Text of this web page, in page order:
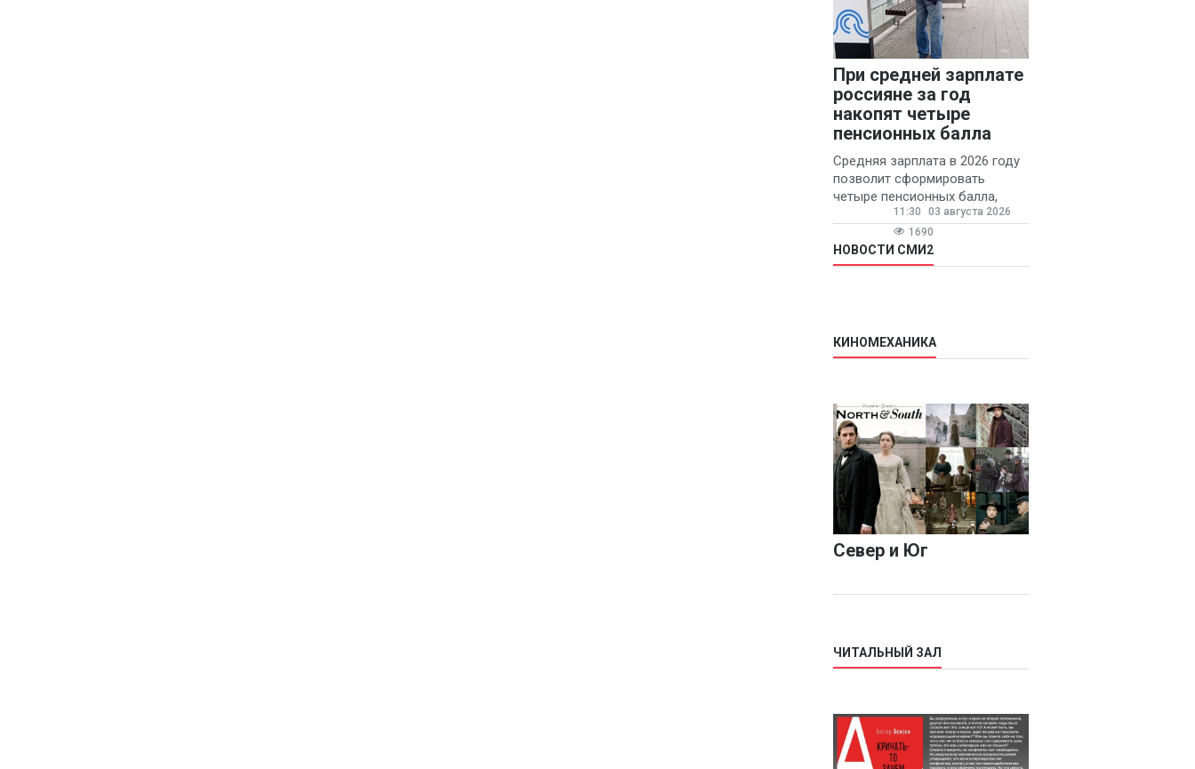
При средней зарплате
россияне за год
накопят четыре
пенсионных балла
Средняя зарплата в 2026 году
позволит сформировать
четыре пенсионных балла,
сообщил ТАСС доцент
Финансового университета при
правительстве РФ Игорь
Балынин.
11:30
03 августа 2026
1690
НОВОСТИ СМИ2
КИНОМЕХАНИКА
Север и Юг
ЧИТАЛЬНЫЙ ЗАЛ